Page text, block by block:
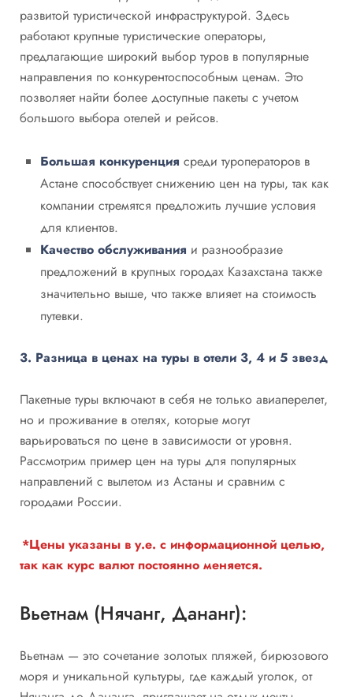
развитой туристической инфраструктурой. Здесь
работают крупные туристические операторы,
предлагающие широкий выбор туров в популярные
направления по конкурентоспособным ценам. Это
позволяет найти более доступные пакеты с учетом
большого выбора отелей и рейсов.
Большая конкуренция среди туроператоров в
Астане способствует снижению цен на туры, так как
компании стремятся предложить лучшие условия
для клиентов.
Качество обслуживания и разнообразие
предложений в крупных городах Казахстана также
значительно выше, что также влияет на стоимость
путевки.
3. Разница в ценах на туры в отели 3, 4 и 5 звезд
Пакетные туры включают в себя не только авиаперелет,
но и проживание в отелях, которые могут
варьироваться по цене в зависимости от уровня.
Рассмотрим пример цен на туры для популярных
направлений с вылетом из Астаны и сравним с
городами России.
*Цены указаны в у.е. с информационной целью,
так как курс валют постоянно меняется.
Вьетнам (Нячанг, Дананг):
Вьетнам — это сочетание золотых пляжей, бирюзового
моря и уникальной культуры, где каждый уголок, от